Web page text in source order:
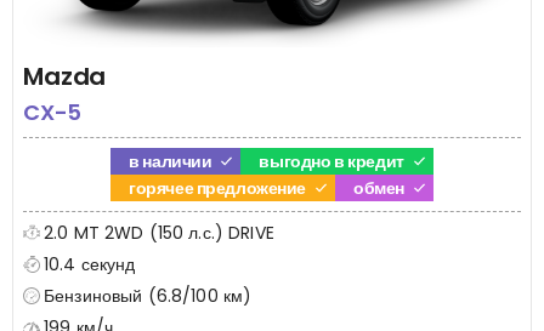
Mazda
CX-5
в наличии
выгодно в кредит
горячее предложение
обмен
2.0 MT 2WD (150 л.с.) DRIVE
10.4 секунд
Бензиновый (6.8/100 км)